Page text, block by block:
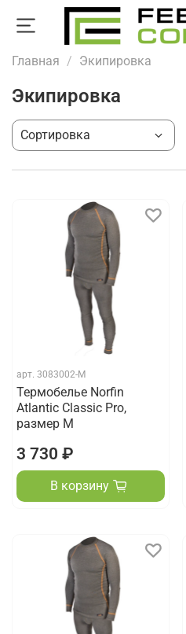
Главная Экипировка
Экипировка
арт. 3083002-M
Термобелье Norfin
Atlantic Classic Pro,
размер M
3 730 ₽
В корзину